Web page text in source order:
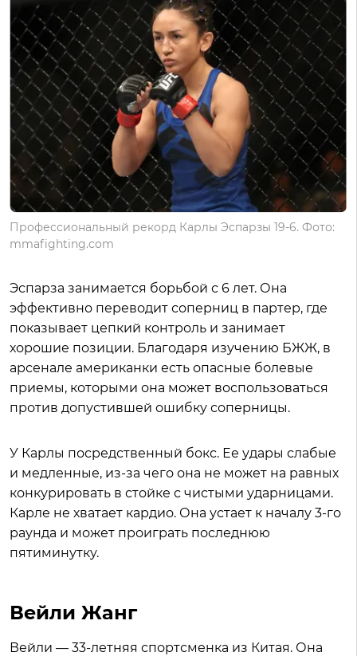
Профессиональный рекорд Карлы Эспарзы 19-6. Фото:
mmafighting.com
Эспарза занимается борьбой с 6 лет. Она
эффективно переводит соперниц в партер, где
показывает цепкий контроль и занимает
хорошие позиции. Благодаря изучению БЖЖ, в
арсенале американки есть опасные болевые
приемы, которыми она может воспользоваться
против допустившей ошибку соперницы.
У Карлы посредственный бокс. Ее удары слабые
и медленные, из-за чего она не может на равных
конкурировать в стойке с чистыми ударницами.
Карле не хватает кардио. Она устает к началу 3-го
раунда и может проиграть последнюю
пятиминутку.
Вейли Жанг
Вейли — 33-летняя спортсменка из Китая. Она